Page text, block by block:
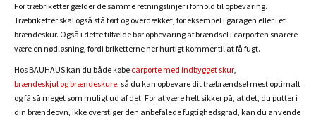
For træbriketter gælder de samme retningslinjer i forhold til opbevaring.
Træbriketter skal også stå tørt og overdækket, for eksempel i garagen eller i et
brændeskur. Også i dette tilfælde bør opbevaring af brændsel i carporten snarere
være en nødløsning, fordi briketterne her hurtigt kommer til at få fugt.
Hos BAUHAUS kan du både købe carporte med indbygget skur,
brændeskjul og brændeskure, så du kan opbevare dit træbrændsel mest optimalt
og få så meget som muligt ud af det. For at være helt sikker på, at det, du putter i
din brændeovn, ikke overstiger den anbefalede fugtighedsgrad, kan du anvende